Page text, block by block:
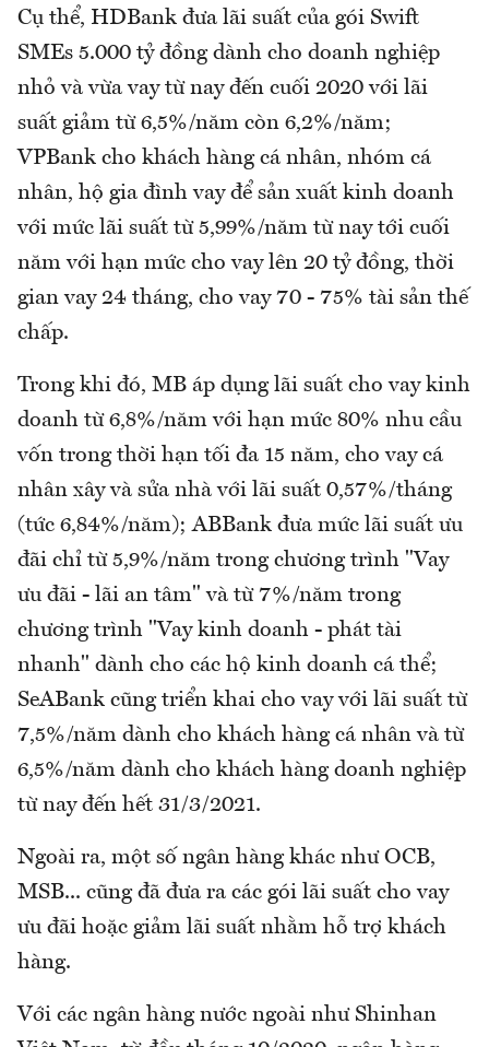
Cụ thể, HDBank đưa lãi suất của gói Swift
SMEs 5.000 tỷ đồng dành cho doanh nghiệp
nhỏ và vừa vay từ nay đến cuối 2020 với lãi
suất giảm từ 6,5%/năm còn 6,2%/năm;
VPBank cho khách hàng cá nhân, nhóm cá
nhân, hộ gia đình vay để sản xuất kinh doanh
với mức lãi suất từ 5,99%/năm từ nay tới cuối
năm với hạn mức cho vay lên 20 tỷ đồng, thời
gian vay 24 tháng, cho vay 70 - 75% tài sản thế
chấp.
Trong khi đó, MB áp dụng lãi suất cho vay kinh
doanh từ 6,8%/năm với hạn mức 80% nhu cầu
vốn trong thời hạn tối đa 15 năm, cho vay cá
nhân xây và sửa nhà với lãi suất 0,57%/tháng
(tức 6,84%/năm); ABBank đưa mức lãi suất ưu
đãi chỉ từ 5,9%/năm trong chương trình "Vay
ưu đãi - lãi an tâm" và từ 7%/năm trong
chương trình "Vay kinh doanh - phát tài
nhanh" dành cho các hộ kinh doanh cá thể;
SeABank cũng triển khai cho vay với lãi suất từ
7,5%/năm dành cho khách hàng cá nhân và từ
6,5%/năm dành cho khách hàng doanh nghiệp
từ nay đến hết 31/3/2021.
Ngoài ra, một số ngân hàng khác như OCB,
MSB... cũng đã đưa ra các gói lãi suất cho vay
ưu đãi hoặc giảm lãi suất nhằm hỗ trợ khách
hàng.
Với các ngân hàng nước ngoài như Shinhan